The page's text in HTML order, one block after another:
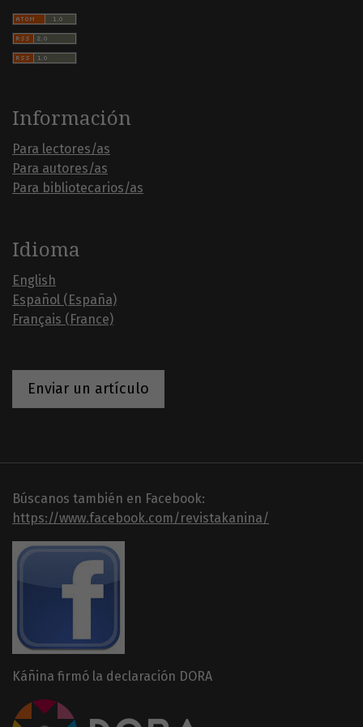
Información
Para lectores/as
Para autores/as
Para bibliotecarios/as
Idioma
English
Español (España)
Français (France)
Enviar un artículo
Búscanos también en Facebook:
https://www.facebook.com/revistakanina/
Káñina firmó la declaración DORA